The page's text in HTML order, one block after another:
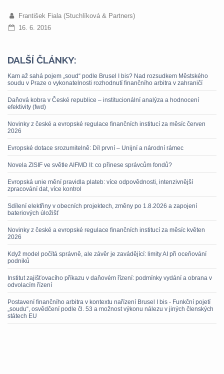
František Fiala (Stuchlíková & Partners)
16. 6. 2016
DALŠÍ ČLÁNKY:
Kam až sahá pojem „soud“ podle Brusel I bis? Nad rozsudkem Městského
soudu v Praze o vykonatelnosti rozhodnutí finančního arbitra v zahraničí
Daňová kobra v České republice – institucionální analýza a hodnocení
efektivity (fwd)
Novinky z české a evropské regulace finančních institucí za měsíc červen
2026
Evropské dotace srozumitelně: Díl první – Unijní a národní rámec
Novela ZISIF ve světle AIFMD II: co přinese správcům fondů?
Evropská unie mění pravidla plateb: více odpovědnosti, intenzivnější
zpracování dat, více kontrol
Sdílení elektřiny v obecních projektech, změny po 1.8.2026 a zapojení
bateriových úložišť
Novinky z české a evropské regulace finančních institucí za měsíc květen
2026
Když model počítá správně, ale závěr je zavádějící: limity AI při oceňování
podniků
Institut zajišťovacího příkazu v daňovém řízení: podmínky vydání a obrana v
odvolacím řízení
Postavení finančního arbitra v kontextu nařízení Brusel I bis - Funkční pojetí
„soudu“, osvědčení podle čl. 53 a možnost výkonu nálezu v jiných členských
státech EU